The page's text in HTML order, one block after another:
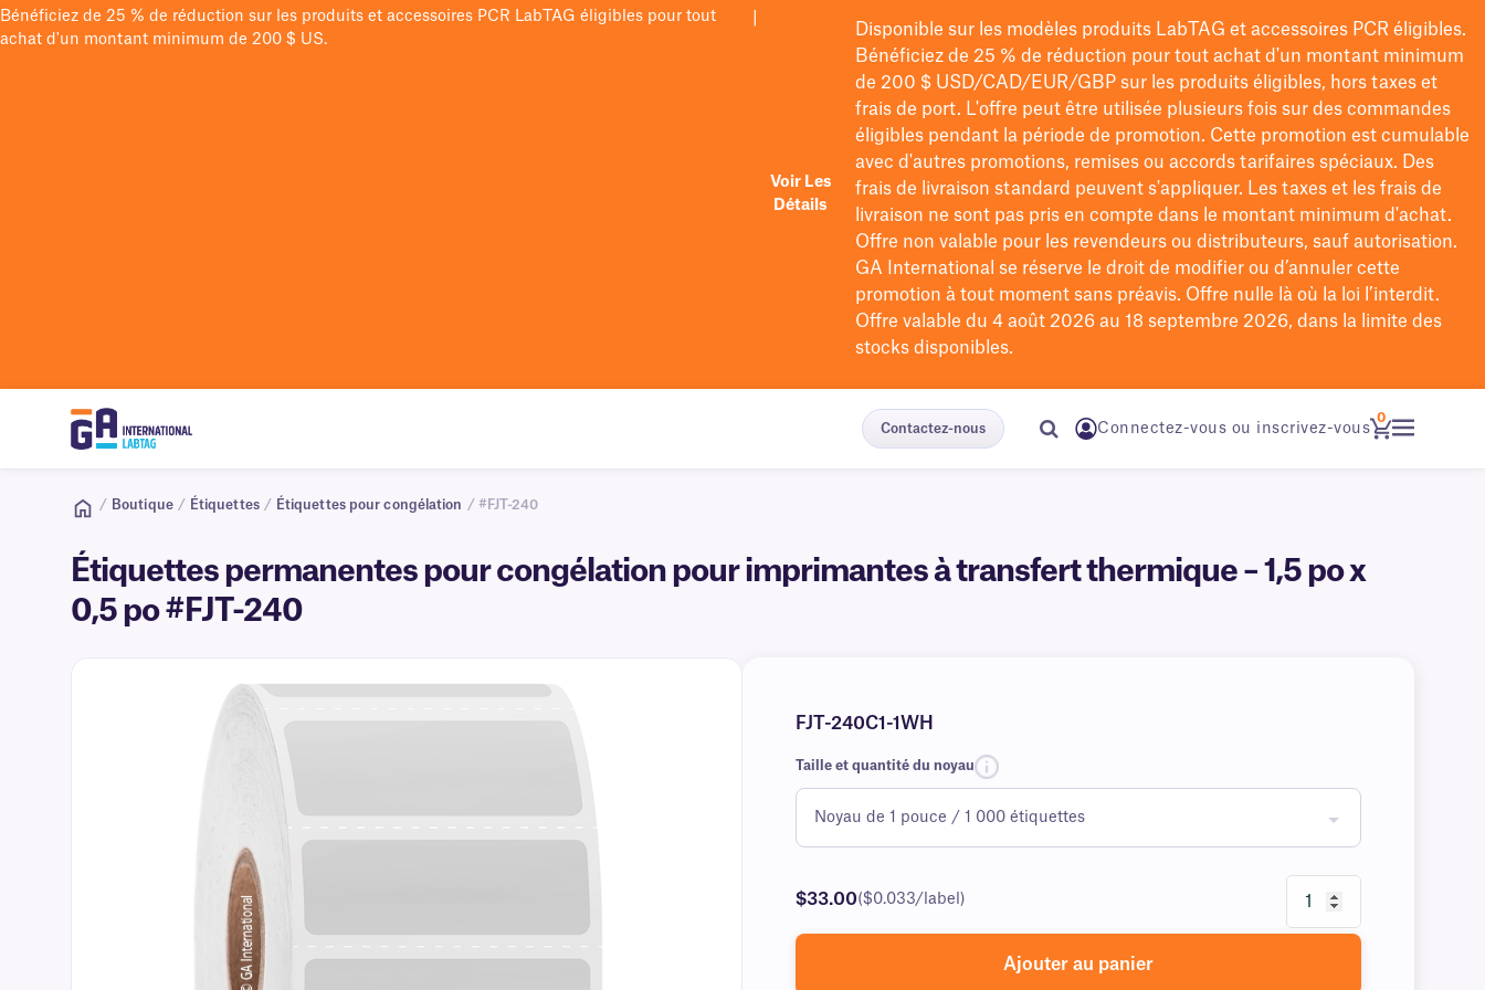
Bénéficiez de 25 % de réduction sur les produits et accessoires PCR LabTAG éligibles pour tout
achat d'un montant minimum de 200 $ US.
Voir Les
Détails
Disponible sur les modèles produits LabTAG et accessoires PCR éligibles.
Bénéficiez de 25 % de réduction pour tout achat d'un montant minimum
de 200 $USD/CAD/EUR/GBPsur les produits éligibles, hors taxes et
frais de port. L'offre peut être utilisée plusieurs fois sur des commandes
éligibles pendant la période de promotion. Cette promotion est cumulable
avec d'autres promotions, remises ou accords tarifaires spéciaux. Des
frais de livraison standard peuvent s'appliquer. Les taxes et les frais de
livraison ne sont pas pris en compte dans le montant minimum d'achat.
Offre non valable pour les revendeurs ou distributeurs, sauf autorisation.
GA International se réserve le droit de modifierou d’annuler cette
promotion à tout moment sans préavis. Offre nulle là où la loi l’interdit.
Offre valable du 4 août 2026 au 18 septembre 2026, dans la limite des
stocks disponibles.
Contactez-nous Connectez-vous ou inscrivez-vous
0
/ Boutique / Étiquettes / Étiquettes pour congélation / #FJT-240
Étiquettes permanentes pour congélation pour imprimantes à transfert thermique – 1,5 po x
0,5 po #FJT-240
FJT-240C1-1WH
Taille et quantité du noyau
$33.00($0.033/label)
Ajouter au panier